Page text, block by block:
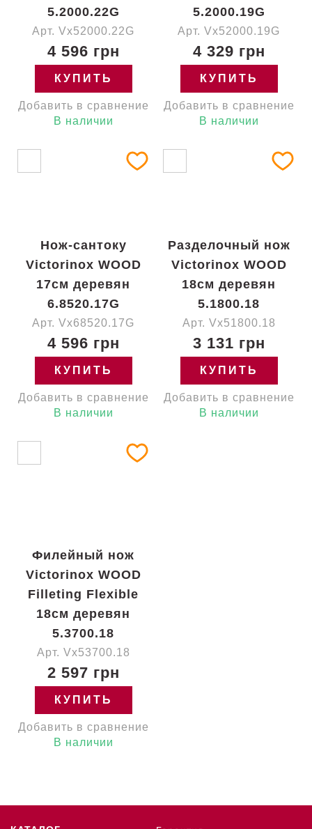
5.2000.22G
Арт. Vx52000.22G
4 596 грн
КУПИТЬ
Добавить в сравнение
В наличии
5.2000.19G
Арт. Vx52000.19G
4 329 грн
КУПИТЬ
Добавить в сравнение
В наличии
Нож-сантоку
Victorinox WOOD
17см деревян
6.8520.17G
Арт. Vx68520.17G
4 596 грн
КУПИТЬ
Добавить в сравнение
В наличии
Разделочный нож
Victorinox WOOD
18см деревян
5.1800.18
Арт. Vx51800.18
3 131 грн
КУПИТЬ
Добавить в сравнение
В наличии
Филейный нож
Victorinox WOOD
Filleting Flexible
18см деревян
5.3700.18
Арт. Vx53700.18
2 597 грн
КУПИТЬ
Добавить в сравнение
В наличии